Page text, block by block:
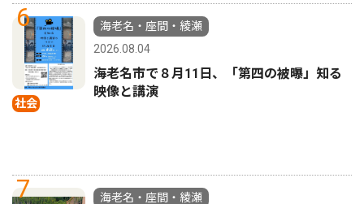
6
社会
海老名・座間・綾瀬
2026.08.04
海老名市で８月11日、「第四の被曝」知る
映像と講演
7
海老名・座間・綾瀬